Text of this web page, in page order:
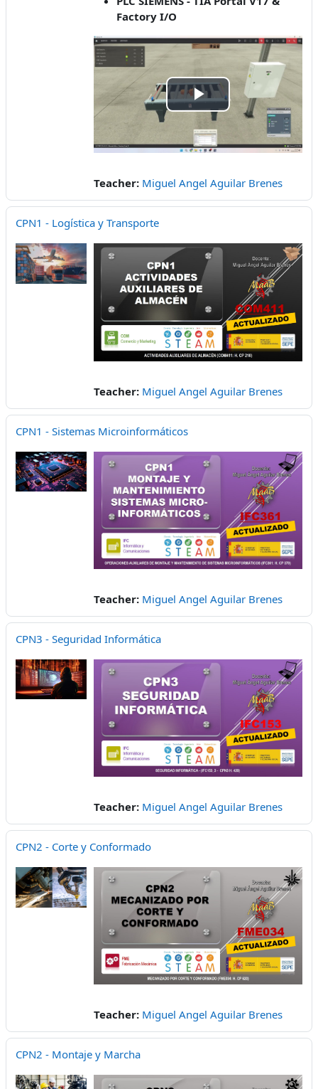
Factory I/O
Play
Video
Teacher: Miguel Angel Aguilar Brenes
CPN1 - Logística y Transporte
Teacher: Miguel Angel Aguilar Brenes
CPN1 - Sistemas Microinformáticos
Teacher: Miguel Angel Aguilar Brenes
CPN3 - Seguridad Informática
Teacher: Miguel Angel Aguilar Brenes
CPN2 - Corte y Conformado
Teacher: Miguel Angel Aguilar Brenes
CPN2 - Montaje y Marcha